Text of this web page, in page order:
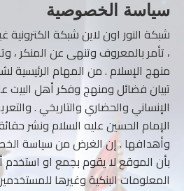
سياسة الخصوصية
شبكة النور اون لاين شبكة الكترونية
، تأمر بالمعروف وتنهى عن المنكر ،
منهج الإسلام . من المهام الرئيسية
تبيان فضائل ومنهج وفكر أهل البيت
الإنساني والحضاري والتاريخي .
الإمام الحسين عليه السلام ونشر
وأهدافها . إن الغرض من سياسة
بأن الموقع لا يقوم بجمع او استخدم
المعلومات البنكية وغيرها